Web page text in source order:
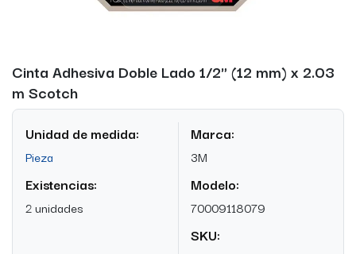
Cinta Adhesiva Doble Lado 1/2" (12 mm) x 2.03
m Scotch
Unidad de medida:
Pieza
Existencias:
2 unidades
Marca:
3M
Modelo:
70009118079
SKU: